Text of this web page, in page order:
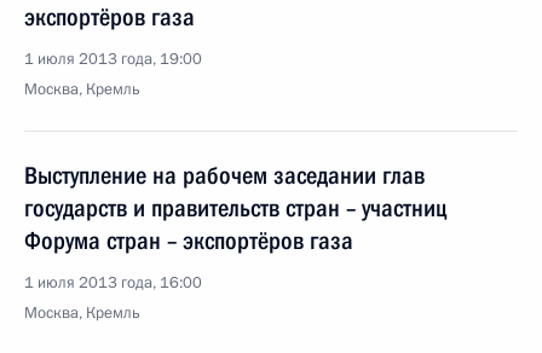
экспортёров газа
1 июля 2013 года, 19:00
Москва, Кремль
Выступление на рабочем заседании глав
государств и правительств стран – участниц
Форума стран – экспортёров газа
1 июля 2013 года, 16:00
Москва, Кремль